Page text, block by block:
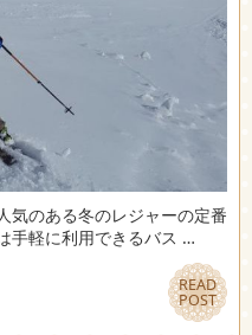
気のある冬のレジャーの定番
手軽に利用できるバス …
READ
POST
READ
POST